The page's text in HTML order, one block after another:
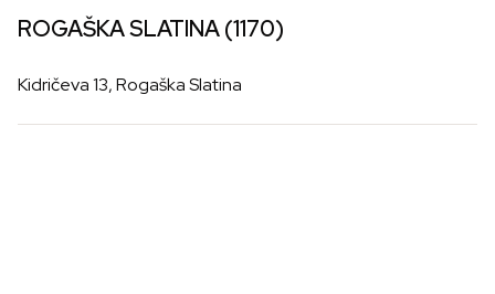
ROGAŠKA SLATINA (1170)
Kidričeva 13, Rogaška Slatina